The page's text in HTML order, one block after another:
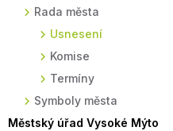
Rada města
Usnesení
Komise
Termíny
Symboly města
Městský úřad Vysoké Mýto